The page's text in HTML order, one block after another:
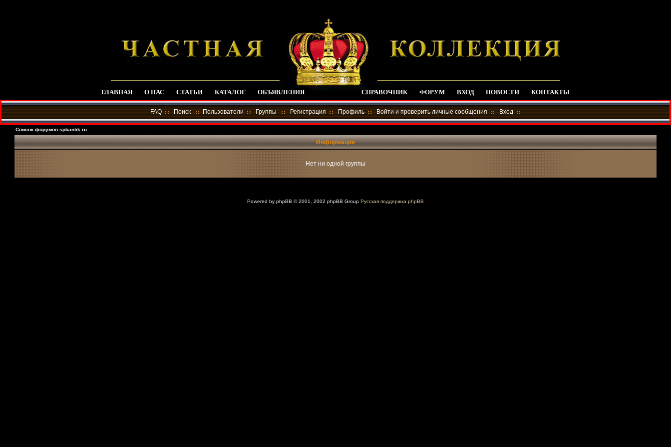
ГЛАВНАЯ О НАС СТАТЬИ КАТАЛОГ ОБЪЯВЛЕНИЯ СПРАВОЧНИК ФОРУМ ВХОД НОВОСТИ КОНТАКТЫ
FAQ Поиск Пользователи Группы Регистрация Профиль Войти и проверить личные сообщения Вход
Список форумов spbantik.ru
Информация
Нет ни одной группы
Powered by phpBB © 2001, 2002 phpBB Group Русская поддержка phpBB